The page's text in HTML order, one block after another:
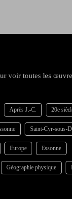
voir toutes les
Après J.-C. 20e
Saint-Cyr-sous-
Europe Essonne
Géographie physique